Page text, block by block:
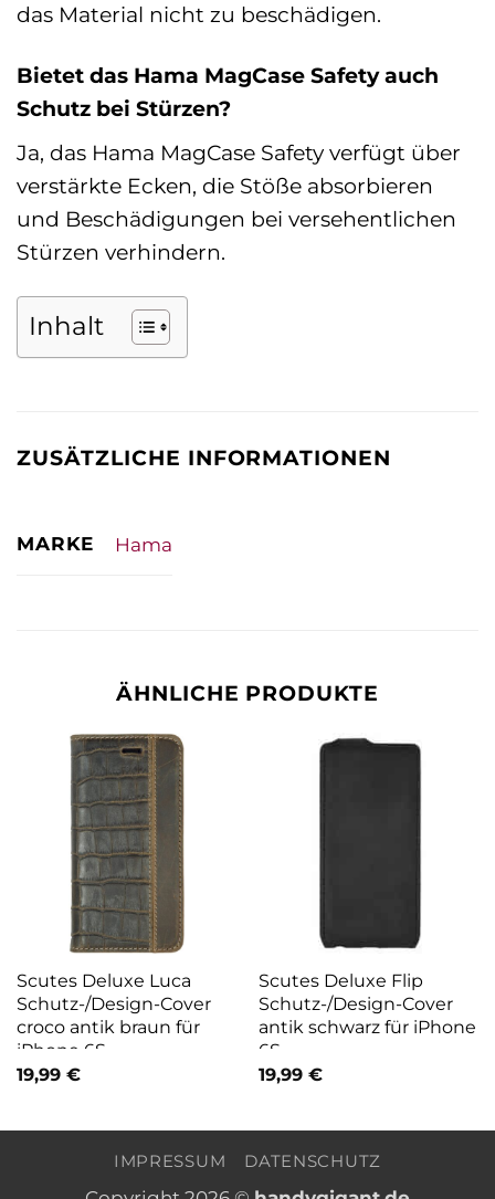
das Material nicht zu beschädigen.
Bietet das Hama MagCase Safety auch
Schutz bei Stürzen?
Ja, das Hama MagCase Safety verfügt über
verstärkte Ecken, die Stöße absorbieren
und Beschädigungen bei versehentlichen
Stürzen verhindern.
Inhalt
ZUSÄTZLICHE INFORMATIONEN
MARKE Hama
ÄHNLICHE PRODUKTE
Scutes Deluxe Luca
Schutz-/Design-Cover
croco antik braun für
iPhone 6S
19,99 €
Scutes Deluxe Flip
Schutz-/Design-Cover
antik schwarz für iPhone
6S
19,99 €
IMPRESSUM DATENSCHUTZ